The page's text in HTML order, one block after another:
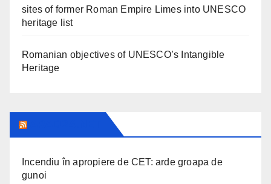
sites of former Roman Empire Limes into UNESCO
heritage list
Romanian objectives of UNESCO’s Intangible
Heritage
Incendiu în apropiere de CET: arde groapa de
gunoi